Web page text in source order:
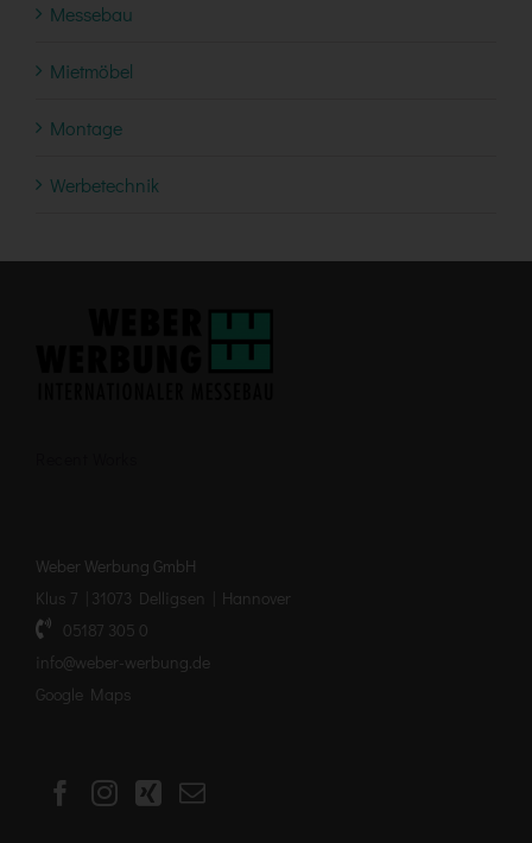
Messebau
Mietmöbel
Montage
Werbetechnik
Weber Werbung GmbH
Klus 7 | 31073 Delligsen | Hannover
05187 305 0
info@weber-werbung.de
Google Maps